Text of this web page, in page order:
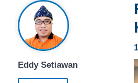
Eddy Setiawan